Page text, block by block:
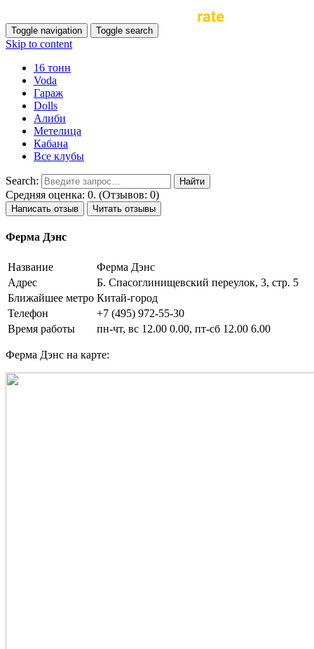
Toggle navigation Toggle search
Skip to content
16 тонн
Voda
Гараж
Dolls
Алиби
Метелица
Кабана
Все клубы
Search:
Средняя оценка: 0. (Отзывов: 0)
Написать отзыв Читать отзывы
Ферма Дэнс
Название
Ферма Дэнс
Адрес
Б. Спасоглинищевский переулок, 3, стр. 5
Ближайшее метро Китай-город
Телефон
+7 (495) 972-55-30
Время работы
пн-чт, вс 12.00 0.00, пт-сб 12.00 6.00
Ферма Дэнс на карте: